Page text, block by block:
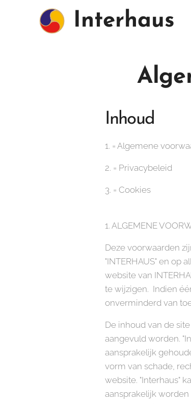
Interhaus
Inhoud
1. = Algemene
2. = Privacybeleid
3. = Cookies
1. ALGEMENE
Deze voorwaarden
"INTERHAUS" en op
website van
te wijzigen. Indien
onverminderd van
De inhoud van de
aangevuld worden.
aansprakelijk
vorm van schade,
website. "Interhaus"
aansprakelijk